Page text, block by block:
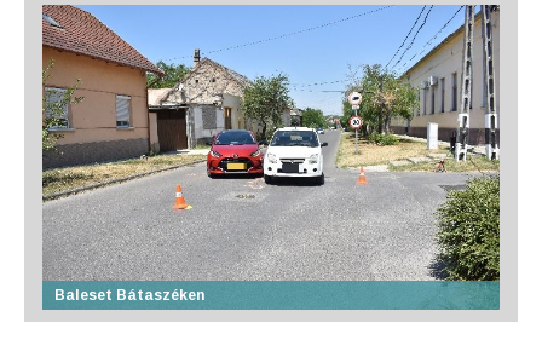
Baleset Bátaszéken